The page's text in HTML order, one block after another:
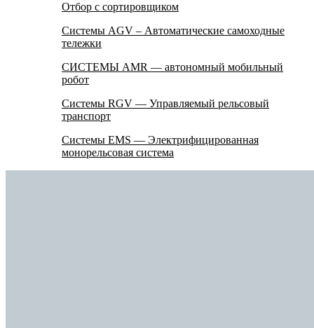
Отбор с сортировщиком
Системы AGV – Автоматические самоходные
тележки
СИСТЕМЫ AMR — автономный мобильный
робот
Системы RGV — Управляемый рельсовый
транспорт
Системы EMS — Электрифицированная
монорельсовая система